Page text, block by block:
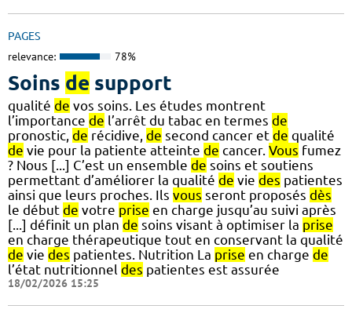
PAGES
relevance: 78%
Soins de support
qualité de vos soins. Les études montrent
l’importance de l’arrêt du tabac en termes de
pronostic, de récidive, de second cancer et de qualité
de vie pour la patiente atteinte de cancer. Vous fumez
? Nous [...] C’est un ensemble de soins et soutiens
permettant d’améliorer la qualité de vie des patientes
ainsi que leurs proches. Ils vous seront proposés dès
le début de votre prise en charge jusqu’au suivi après
[...] définit un plan de soins visant à optimiser la prise
en charge thérapeutique tout en conservant la qualité
de vie des patientes. Nutrition La prise en charge de
l’état nutritionnel des patientes est assurée
18/02/2026 15:25